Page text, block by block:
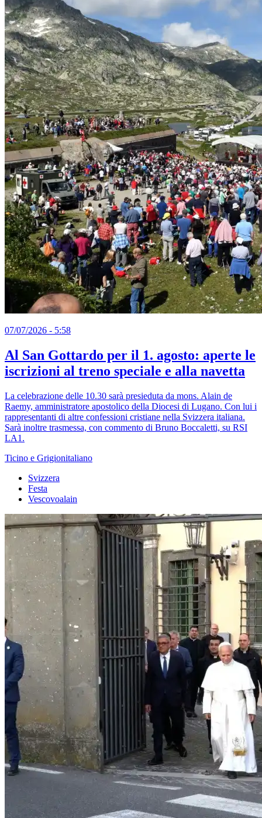
07/07/2026 - 5:58
Al San Gottardo per il 1. agosto: aperte le
iscrizioni al treno speciale e alla navetta
La celebrazione delle 10.30 sarà presieduta da mons. Alain de
Raemy, amministratore apostolico della Diocesi di Lugano. Con lui i
rappresentanti di altre confessioni cristiane nella Svizzera italiana.
Sarà inoltre trasmessa, con commento di Bruno Boccaletti, su RSI
LA1.
Ticino e Grigionitaliano
Svizzera
Festa
Vescovoalain